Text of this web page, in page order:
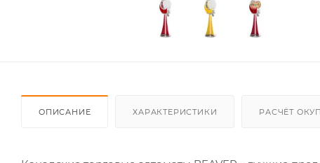
ОПИСАНИЕ ХАРАКТЕРИСТИКИ РАСЧЁТ